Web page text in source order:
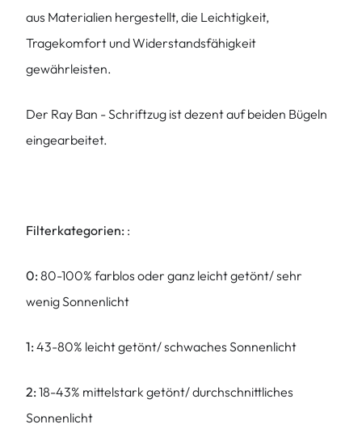
aus Materialien hergestellt, die Leichtigkeit,
Tragekomfort und Widerstandsfähigkeit
gewährleisten.
Der Ray Ban - Schriftzug ist dezent auf beiden Bügeln
eingearbeitet.
Filterkategorien: :
0: 80-100% farblos oder ganz leicht getönt/ sehr
wenig Sonnenlicht
1: 43-80% leicht getönt/ schwaches Sonnenlicht
2: 18-43% mittelstark getönt/ durchschnittliches
Sonnenlicht